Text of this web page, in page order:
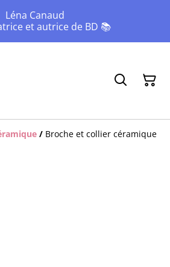
Léna Canaud
et autrice de BD 📚
/ Broche et collier céramique